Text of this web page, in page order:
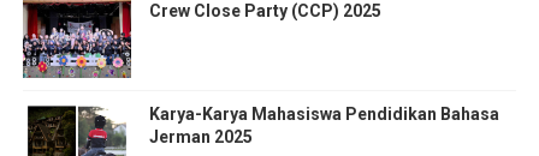
Crew Close Party (CCP) 2025
Karya-Karya Mahasiswa Pendidikan Bahasa
Jerman 2025